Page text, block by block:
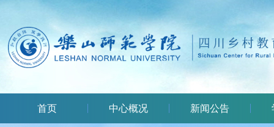
首页 中心概况 新闻公告